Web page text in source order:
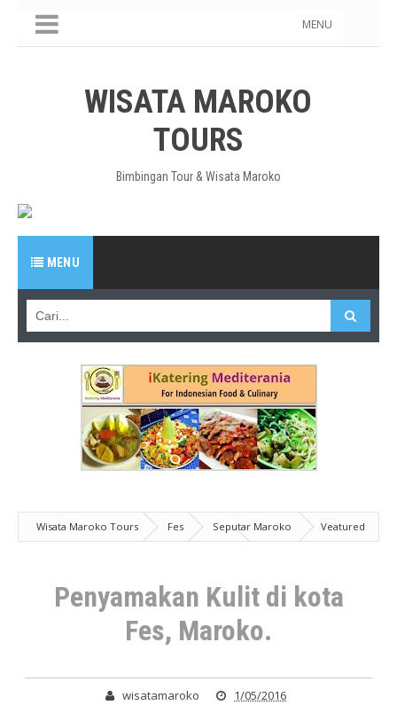
MENU
WISATA MAROKO
TOURS
Bimbingan Tour & Wisata Maroko
MENU
Wisata Maroko Tours Fes Seputar Maroko
Veatured
Penyamakan Kulit di kota Fes, Maroko.
Penyamakan Kulit di kota
Fes, Maroko.
wisatamaroko 1/05/2016